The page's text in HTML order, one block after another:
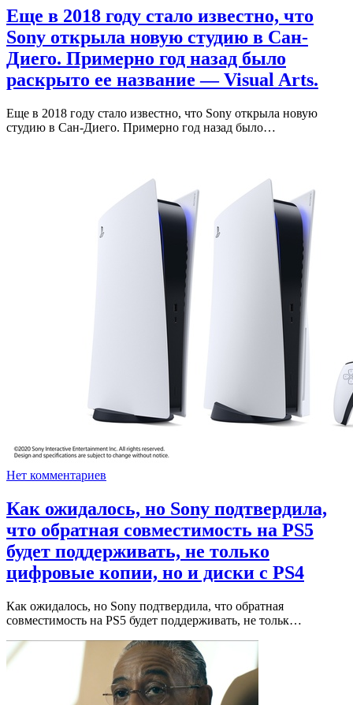
Еще в 2018 году стало известно, что
Sony открыла новую студию в Сан-
Диего. Примерно год назад было
раскрыто ее название — Visual Arts.
Еще в 2018 году стало известно, что Sony открыла новую
студию в Сан-Диего. Примерно год назад было…
Нет комментариев
Как ожидалось, но Sony подтвердила,
что обратная совместимость на PS5
будет поддерживать, не только
цифровые копии, но и диски с PS4
Как ожидалось, но Sony подтвердила, что обратная
совместимость на PS5 будет поддерживать, не тольк…